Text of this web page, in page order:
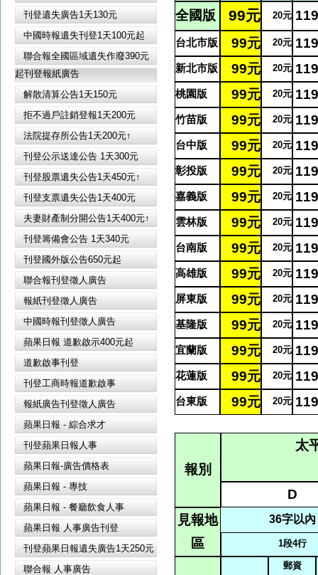
刊登遺失廣告1天130元
中國時報遺失刊登1天100元起
聯合報全國區域遺失作廢390元
起刊登報紙廣告
解散清算公告1天150元
拒不過戶註銷登報1天200元
法院提存所公告1天200元↑
刊登公示送達公告 1天300元
刊登股票遺失公告1天450元↑
刊登支票遺失公告1天400元
夫妻財產制分開公告1天400元↑
刊登籌備會公告 1天340元
刊登國外版公告650元起
聯合報刊登徵人廣告
報紙刊登徵人廣告
中國時報刊登徵人廣告
蘋果日報 道歉啟示400元起
道歉啟事刊登
刊登工商時報道歉啟事
報紙廣告刊登徵人廣告
蘋果日報 - 綜合求才
刊登蘋果日報人事
蘋果日報-廣告價格表
蘋果日報 - 專技
蘋果日報 - 餐廳飲食人事
蘋果日報 人事廣告刊登
刊登蘋果日報遺失廣告1天250元
聯合報 人事廣告
全國版 99元 20元 119
台北市版 99元 20元 119
新北市版 99元 20元 119
桃園版 99元 20元 119
竹苗版 99元 20元 119
台中版 99元 20元 119
彰投版 99元 20元 119
嘉義版 99元 20元 119
雲林版 99元 20元 119
台南版 99元 20元 119
高雄版 99元 20元 119
屏東版 99元 20元 119
基隆版 99元 20元 119
宜蘭版 99元 20元 119
花蓮版 99元 20元 119
台東版 99元 20元 119
報別
太
D
見報地
區
36字以內
1段4行
郵資